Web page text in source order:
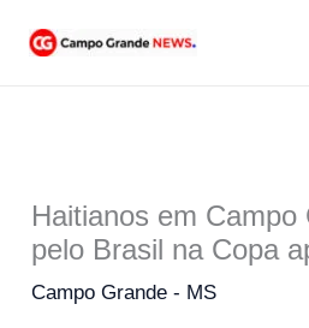
para
Haitianos em Campo
pelo Brasil na Copa
Campo Grande - MS